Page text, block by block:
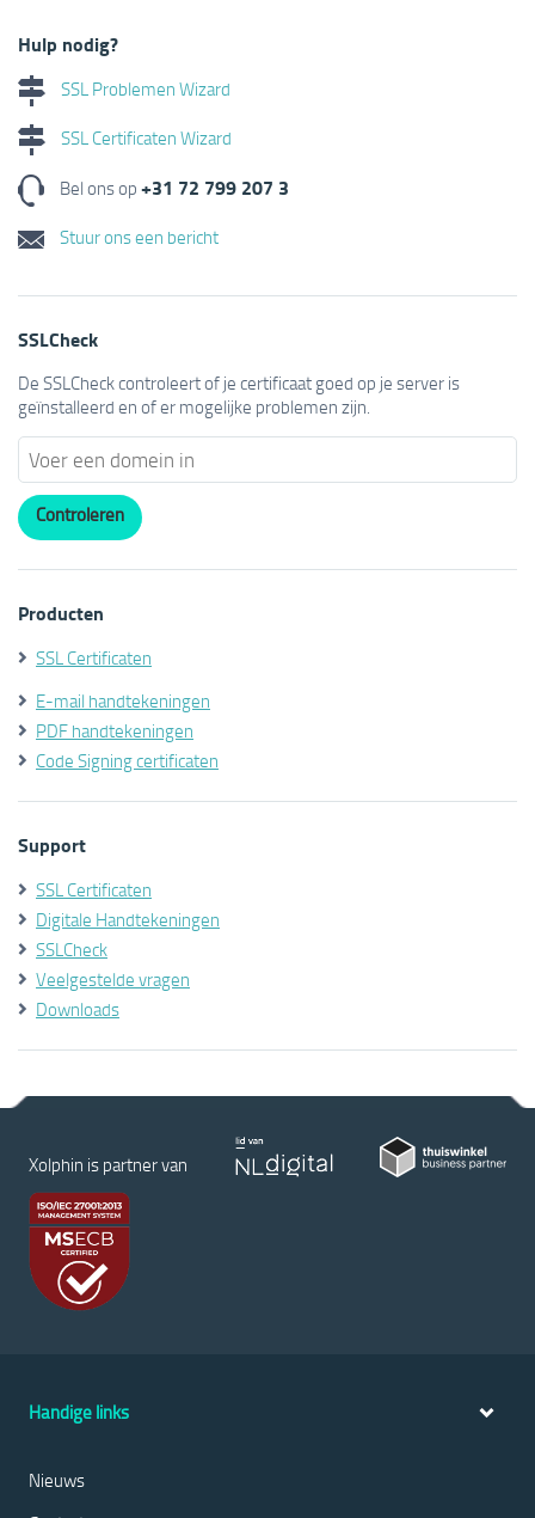
Hulp nodig?
SSL Problemen Wizard
SSL Certificaten Wizard
Bel ons op +31 72 799 207 3
Stuur ons een bericht
SSLCheck
De SSLCheck controleert of je certificaat goed op je server is
geïnstalleerd en of er mogelijke problemen zijn.
Producten
SSL Certificaten
E-mail handtekeningen
PDF handtekeningen
Code Signing certificaten
Support
SSL Certificaten
Digitale Handtekeningen
SSLCheck
Veelgestelde vragen
Downloads
Xolphin is partner van
Handige links
Nieuws